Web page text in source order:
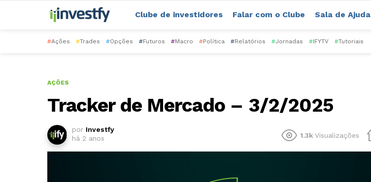
Clube de investidores Falar com o Clube Sala de Ajuda
#Ações #Trades #Opções #Futuros #Macro #Política #Relatórios #Jornadas #IFYTV #Tutoriais
AÇÕES
Tracker de Mercado – 3/2/2025
por Investfy
há 2 anos
1.3k Visualizações